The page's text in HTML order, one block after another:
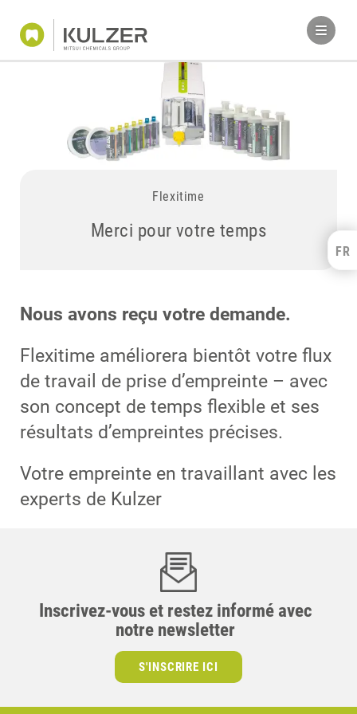
FR
Flexitime
Merci pour votre temps
Nous avons reçu votre demande.
Flexitime améliorera bientôt votre flux
de travail de prise d’empreinte – avec
son concept de temps flexible et ses
résultats d’empreintes précises.
Votre empreinte en travaillant avec les
experts de Kulzer
Inscrivez-vous et restez informé avec
notre newsletter
S'INSCRIRE ICI